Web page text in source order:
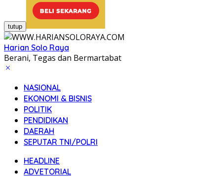
tutup
Harian Solo Raya
Berani, Tegas dan Bermartabat
NASIONAL
EKONOMI & BISNIS
POLITIK
PENDIDIKAN
DAERAH
SEPUTAR TNI/POLRI
HEADLINE
ADVETORIAL